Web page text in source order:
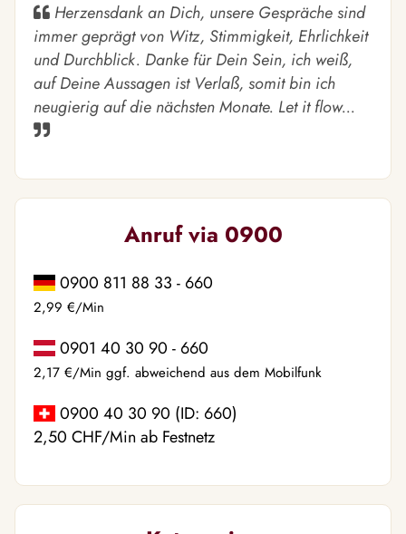
Herzensdank an Dich, unsere Gespräche sind
immer geprägt von Witz, Stimmigkeit, Ehrlichkeit
und Durchblick. Danke für Dein Sein, ich weiß,
auf Deine Aussagen ist Verlaß, somit bin ich
neugierig auf die nächsten Monate. Let it flow...
Anruf via 0900
0900 811 88 33 - 660
2,99 €/Min
0901 40 30 90 - 660
2,17 €/Min ggf. abweichend aus dem Mobilfunk
0900 40 30 90 (ID: 660)
2,50 CHF/Min ab Festnetz